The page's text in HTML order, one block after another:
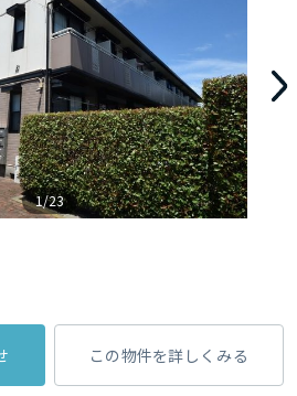
1/23
この物件を詳しくみる